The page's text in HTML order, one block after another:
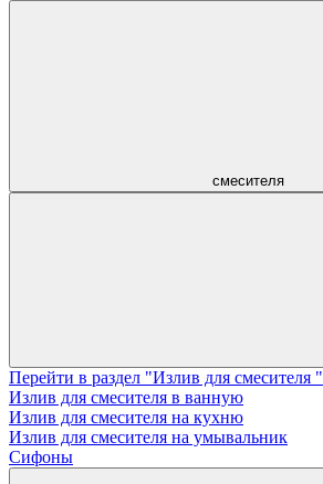
смесителя
Перейти в раздел "Излив для смесителя "
Излив для смесителя в ванную
Излив для смесителя на кухню
Излив для смесителя на умывальник
Сифоны